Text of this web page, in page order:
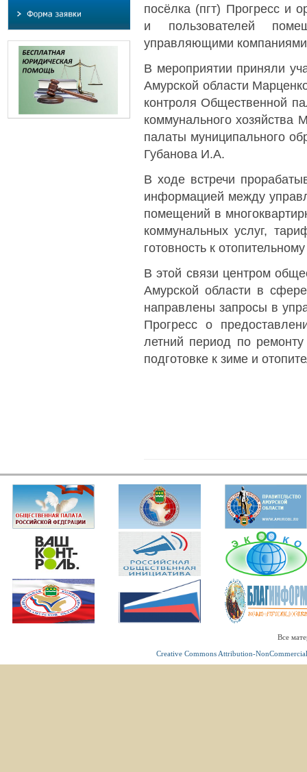
посёлка (пгт) Прогресс и
и пользователей
управляющими компаниями
В мероприятии приняли
Амурской области
контроля Общественной
коммунального
палаты муниципального
Губанова И.А.
В ходе встречи
информацией между
помещений в
коммунальных услуг,
готовность к
В этой связи центром
Амурской области в
направлены запросы в
Прогресс о
летний период по
подготовке к зиме и
Все
Creative Commons Attribution-